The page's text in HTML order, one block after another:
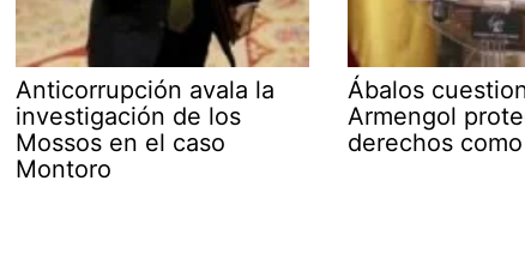
Anticorrupción avala la
investigación de los
Mossos en el caso
Montoro
Ábalos
Armengol
derechos